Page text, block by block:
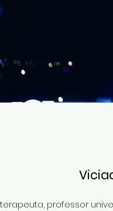
professor